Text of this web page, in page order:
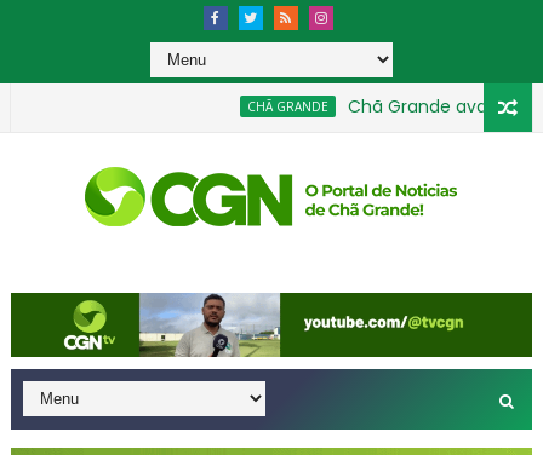
CHÃ GRANDE
Chã Grande avança na